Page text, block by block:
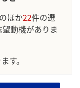
ほか22件の選
動機がありま
す。